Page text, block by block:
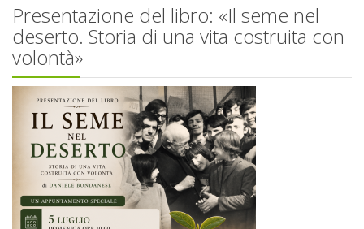
Presentazione del libro: «Il seme nel
deserto. Storia di una vita costruita con
volontà»